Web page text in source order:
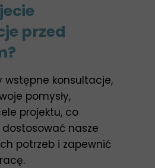
przed
wstępne konsultacje,
pomysły,
projektu, co
nasze
potrzeb i zapewnić